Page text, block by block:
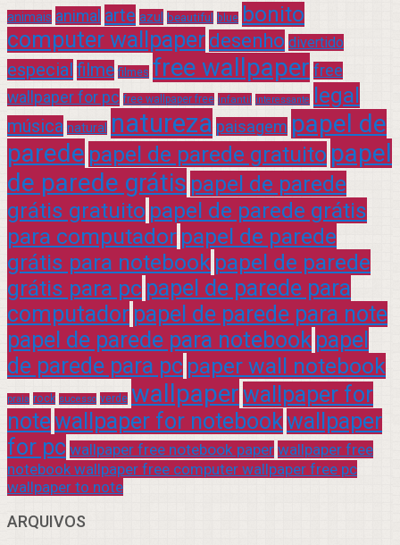
animais animal arte azul beautiful blue bonito
computer wallpaper desenho divertido
especial filme filmes free wallpaper free
wallpaper for pc free wallpaper free infantil interessante legal
música natural natureza paisagem papel de
parede papel de parede gratuito papel
de parede grátis papel de parede
grátis gratuito papel de parede grátis
para computador papel de parede
grátis para notebook papel de parede
grátis para pc papel de parede para
computador papel de parede para note
papel de parede para notebook papel
de parede para pc paper wall notebook
praia rock sucesso verde wallpaperwallpaper for
notewallpaper for notebookwallpaper
for pc wallpaper free notebook paper wallpaper free
notebook wallpaper free computer wallpaper free pc
wallpaper to note
ARQUIVOS